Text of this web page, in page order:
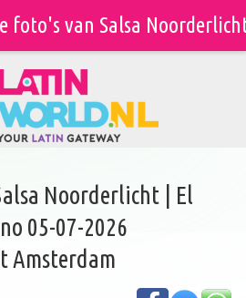
Noorderlicht | El
05-07-2026
Amsterdam
foto's van Salsa